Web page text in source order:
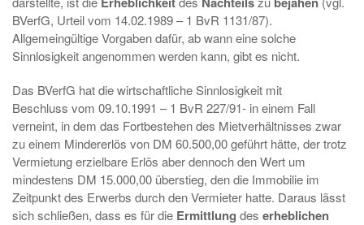
BVerfG, Urteil vom 14.02.1989 – 1 BvR 1131/87).
Allgemeingültige Vorgaben dafür, ab wann eine solche
Sinnlosigkeit angenommen werden kann, gibt es nicht.
Das BVerfG hat die wirtschaftliche Sinnlosigkeit mit
Beschluss vom 09.10.1991 – 1 BvR 227/91- in einem Fall
verneint, in dem das Fortbestehen des Mietverhältnisses zwar
zu einem Mindererlös von DM 60.500,00 geführt hätte, der trotz
Vermietung erzielbare Erlös aber dennoch den Wert um
mindestens DM 15.000,00 überstieg, den die Immobilie im
Zeitpunkt des Erwerbs durch den Vermieter hatte. Daraus lässt
sich schließen, dass es für die Ermittlung des erheblichen